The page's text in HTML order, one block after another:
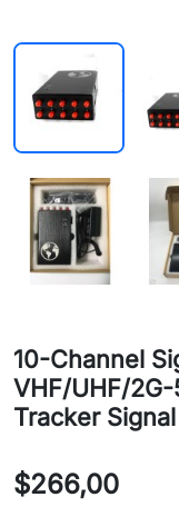
10-Channel
VHF/UHF/
Tracker
$266,00